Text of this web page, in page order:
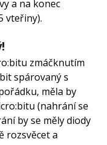
a na konec
vteřiny).
zmáčknutím
spárovaný s
měla by
(nahrání se
by se měly diody
rozsvěcet a